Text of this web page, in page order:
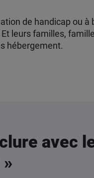
de handicap ou
Et leurs familles,
hébergement.
avec